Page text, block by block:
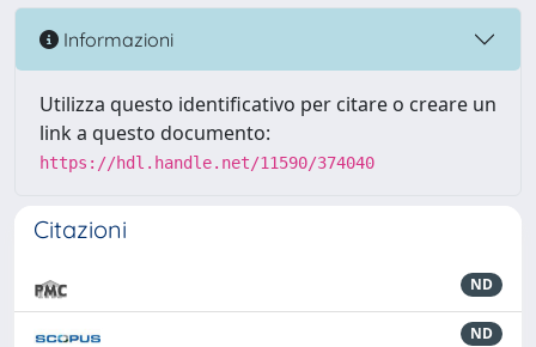
Informazioni
Utilizza questo identificativo per citare o creare un
link a questo documento:
https://hdl.handle.net/11590/374040
Citazioni
ND
ND